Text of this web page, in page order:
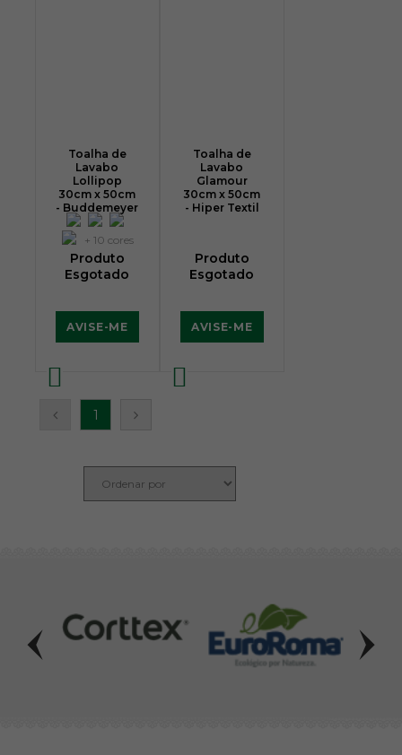
Toalha de
Lavabo
Lollipop
30cm x 50cm
- Buddemeyer
+ 10 cores
Produto
Esgotado
AVISE-ME
Toalha de
Lavabo
Glamour
30cm x 50cm
- Hiper Textil
Produto
Esgotado
AVISE-ME
1